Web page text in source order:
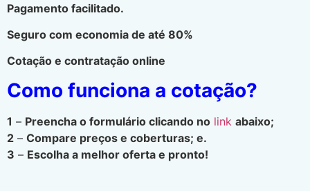
Pagamento facilitado.
Seguro com economia de até 80%
Cotação e contratação online
Como funciona a cotação?
1 – Preencha o formulário clicando no link abaixo;
2 – Compare preços e coberturas; e.
3 – Escolha a melhor oferta e pronto!